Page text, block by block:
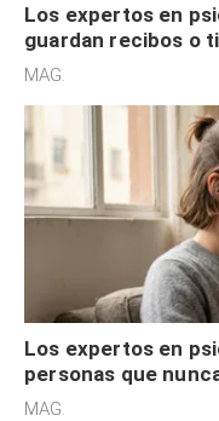
Los expertos en
guardan recibos o
son acumuladores,
MAG.
Los expertos en
personas que
redes sociales no
MAG.